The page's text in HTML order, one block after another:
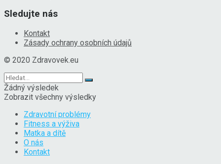
Sledujte nás
Kontakt
Zásady ochrany osobních údajů
© 2020 Zdravovek.eu
Žádný výsledek
Zobrazit všechny výsledky
Zdravotní problémy
Fitness a výživa
Matka a dítě
O nás
Kontakt